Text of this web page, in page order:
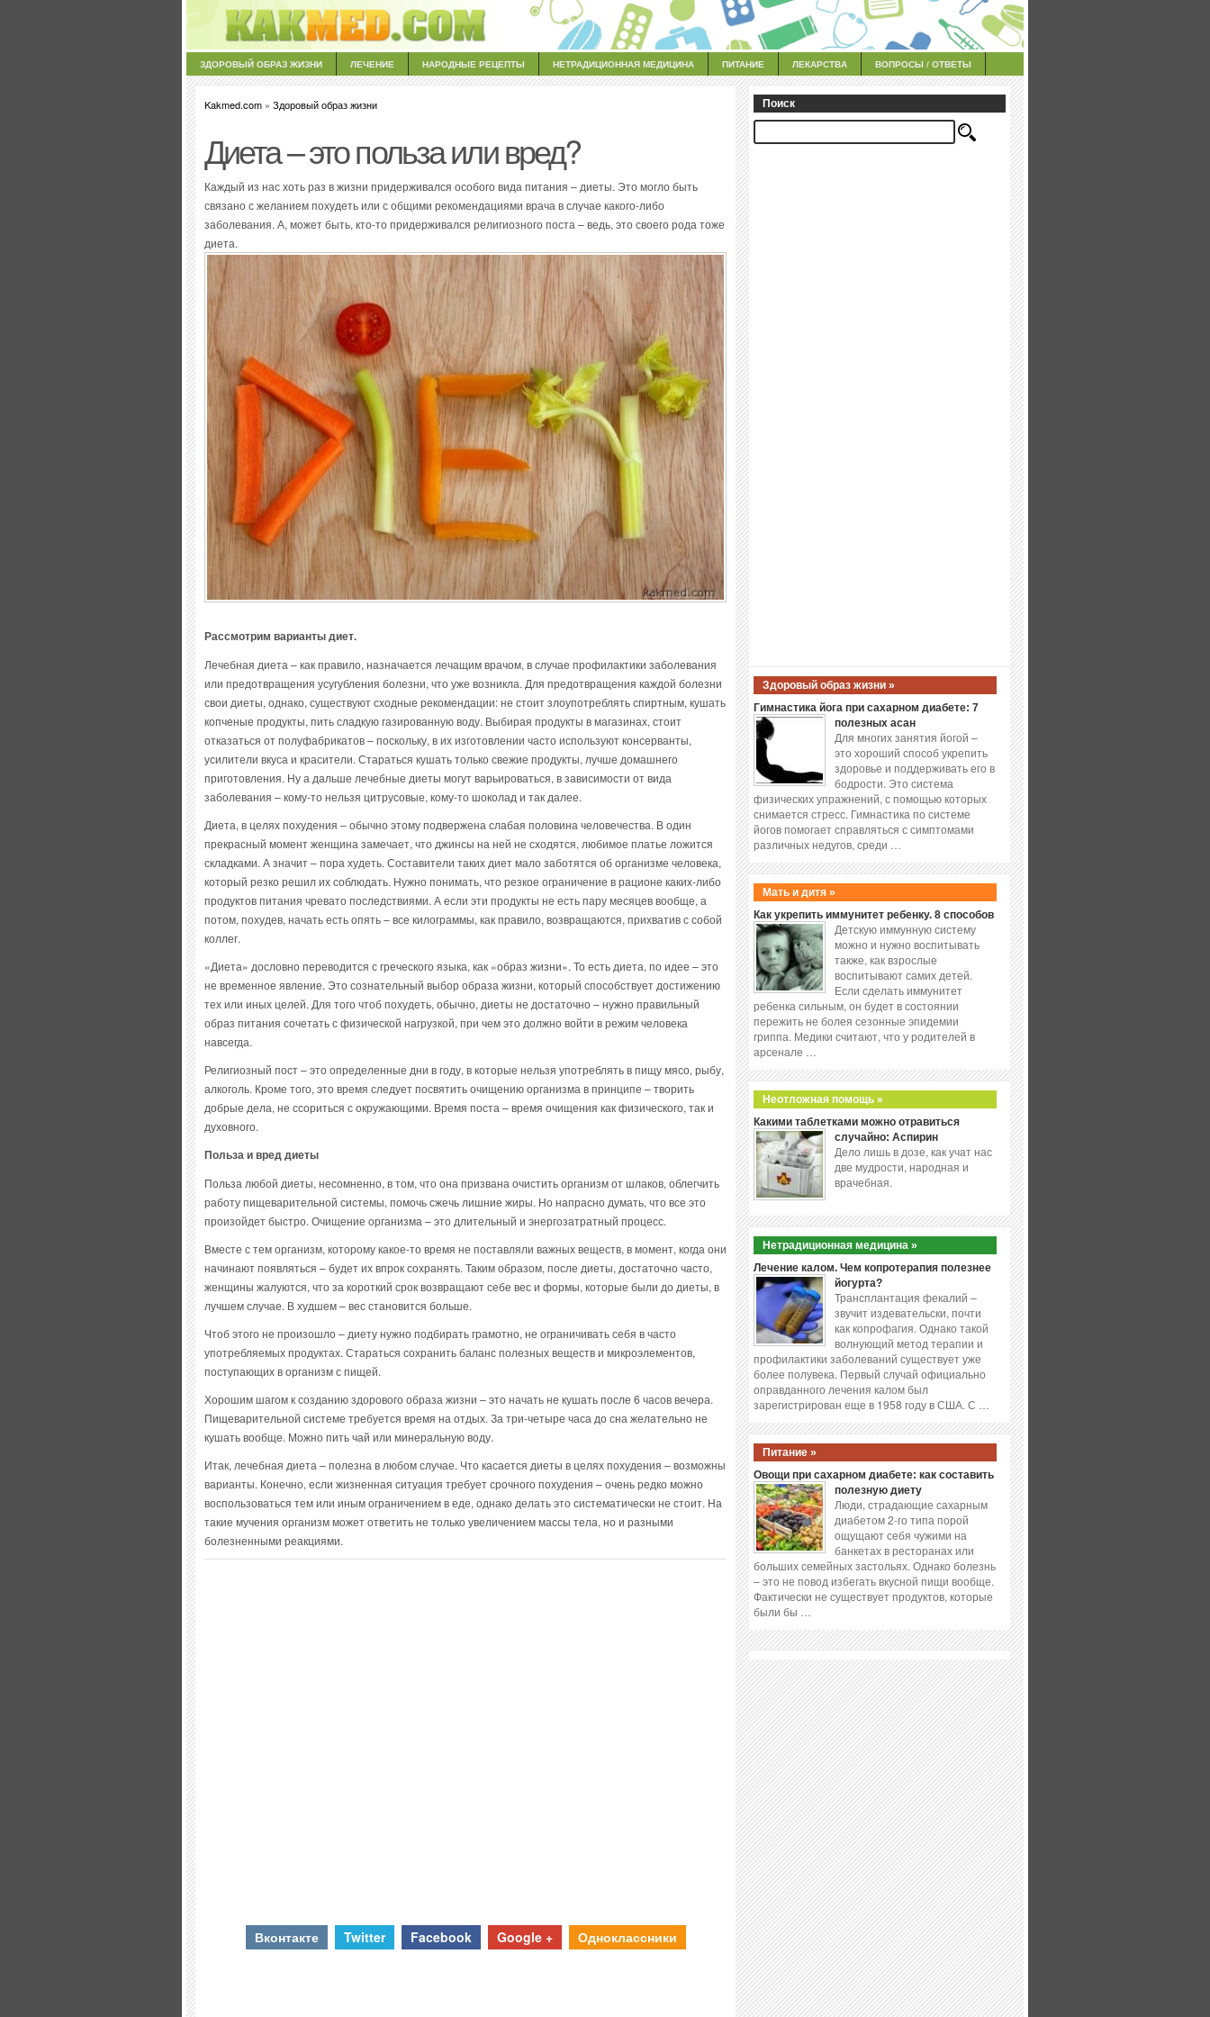
ЗДОРОВЫЙ ОБРАЗ ЖИЗНИ ЛЕЧЕНИЕ НАРОДНЫЕ РЕЦЕПТЫ НЕТРАДИЦИОННАЯ МЕДИЦИНА ПИТАНИЕ ЛЕКАРСТВА ВОПРОСЫ / ОТВЕТЫ
Kakmed.com » Здоровый образ жизни
Диета – это польза или вред?
Каждый из нас хоть раз в жизни придерживался особого вида питания – диеты. Это могло быть
связано с желанием похудеть или с общими рекомендациями врача в случае какого-либо
заболевания. А, может быть, кто-то придерживался религиозного поста – ведь, это своего рода тоже
диета.
Рассмотрим варианты диет.
Лечебная диета – как правило, назначается лечащим врачом, в случае профилактики заболевания
или предотвращения усугубления болезни, что уже возникла. Для предотвращения каждой болезни
свои диеты, однако, существуют сходные рекомендации: не стоит злоупотреблять спиртным, кушать
копченые продукты, пить сладкую газированную воду. Выбирая продукты в магазинах, стоит
отказаться от полуфабрикатов – поскольку, в их изготовлении часто используют консерванты,
усилители вкуса и красители. Стараться кушать только свежие продукты, лучше домашнего
приготовления. Ну а дальше лечебные диеты могут варьироваться, в зависимости от вида
заболевания – кому-то нельзя цитрусовые, кому-то шоколад и так далее.
Диета, в целях похудения – обычно этому подвержена слабая половина человечества. В один
прекрасный момент женщина замечает, что джинсы на ней не сходятся, любимое платье ложится
складками. А значит – пора худеть. Составители таких диет мало заботятся об организме человека,
который резко решил их соблюдать. Нужно понимать, что резкое ограничение в рационе каких-либо
продуктов питания чревато последствиями. А если эти продукты не есть пару месяцев вообще, а
потом, похудев, начать есть опять – все килограммы, как правило, возвращаются, прихватив с собой
коллег.
«Диета» дословно переводится с греческого языка, как «образ жизни». То есть диета, по идее – это
не временное явление. Это сознательный выбор образа жизни, который способствует достижению
тех или иных целей. Для того чтоб похудеть, обычно, диеты не достаточно – нужно правильный
образ питания сочетать с физической нагрузкой, при чем это должно войти в режим человека
навсегда.
Религиозный пост – это определенные дни в году, в которые нельзя употреблять в пищу мясо, рыбу,
алкоголь. Кроме того, это время следует посвятить очищению организма в принципе – творить
добрые дела, не ссориться с окружающими. Время поста – время очищения как физического, так и
духовного.
Польза и вред диеты
Польза любой диеты, несомненно, в том, что она призвана очистить организм от шлаков, облегчить
работу пищеварительной системы, помочь сжечь лишние жиры. Но напрасно думать, что все это
произойдет быстро. Очищение организма – это длительный и энергозатратный процесс.
Вместе с тем организм, которому какое-то время не поставляли важных веществ, в момент, когда они
начинают появляться – будет их впрок сохранять. Таким образом, после диеты, достаточно часто,
женщины жалуются, что за короткий срок возвращают себе вес и формы, которые были до диеты, в
лучшем случае. В худшем – вес становится больше.
Чтоб этого не произошло – диету нужно подбирать грамотно, не ограничивать себя в часто
употребляемых продуктах. Стараться сохранить баланс полезных веществ и микроэлементов,
поступающих в организм с пищей.
Хорошим шагом к созданию здорового образа жизни – это начать не кушать после 6 часов вечера.
Пищеварительной системе требуется время на отдых. За три-четыре часа до сна желательно не
кушать вообще. Можно пить чай или минеральную воду.
Итак, лечебная диета – полезна в любом случае. Что касается диеты в целях похудения – возможны
варианты. Конечно, если жизненная ситуация требует срочного похудения – очень редко можно
воспользоваться тем или иным ограничением в еде, однако делать это систематически не стоит. На
такие мучения организм может ответить не только увеличением массы тела, но и разными
болезненными реакциями.
Вконтакте Twitter Facebook Google + Одноклассники
Поиск
Здоровый образ жизни »
Гимнастика йога при сахарном диабете: 7
полезных асан
Для многих занятия йогой –
это хороший способ укрепить
здоровье и поддерживать его в
бодрости. Это система
физических упражнений, с помощью которых
снимается стресс. Гимнастика по системе
йогов помогает справляться с симптомами
различных недугов, среди …
Мать и дитя »
Как укрепить иммунитет ребенку. 8 способов
Детскую иммунную систему
можно и нужно воспитывать
также, как взрослые
воспитывают самих детей.
Если сделать иммунитет
ребенка сильным, он будет в состоянии
пережить не болея сезонные эпидемии
гриппа. Медики считают, что у родителей в
арсенале …
Неотложная помощь »
Какими таблетками можно отравиться
случайно: Аспирин
Дело лишь в дозе, как учат нас
две мудрости, народная и
врачебная.
Нетрадиционная медицина »
Лечение калом. Чем копротерапия полезнее
йогурта?
Трансплантация фекалий –
звучит издевательски, почти
как копрофагия. Однако такой
волнующий метод терапии и
профилактики заболеваний существует уже
более полувека. Первый случай официально
оправданного лечения калом был
зарегистрирован еще в 1958 году в США. С …
Питание »
Овощи при сахарном диабете: как составить
полезную диету
Люди, страдающие сахарным
диабетом 2-го типа порой
ощущают себя чужими на
банкетах в ресторанах или
больших семейных застольях. Однако болезнь
– это не повод избегать вкусной пищи вообще.
Фактически не существует продуктов, которые
были бы …